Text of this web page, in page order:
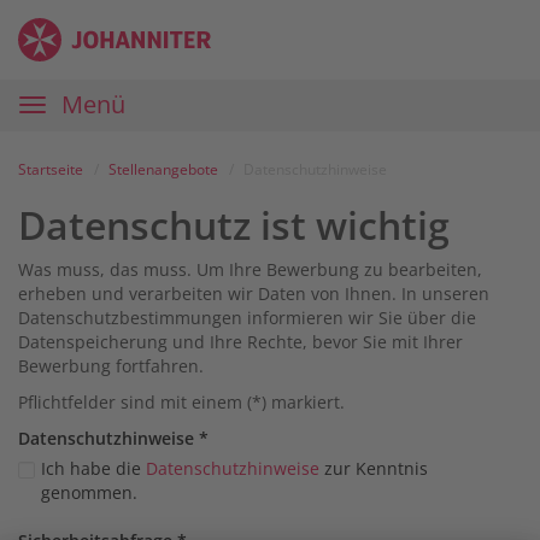
Zum
Inhalt
Anmelden
Zur
Navigation
Zur
Startseite
Karriereportal
Johanniter
Hauptnavigation
Menü
Startseite Stellenangebote
Datenschutz ist wichtig
Was muss, das muss. Um Ihre Bewerbung zu bearbeiten,
erheben und verarbeiten wir Daten von Ihnen. In unseren
Datenschutzbestimmungen informieren wir Sie über die
Datenspeicherung und Ihre Rechte, bevor Sie mit Ihrer
Bewerbung fortfahren.
Pflichtfelder sind mit einem (*) markiert.
Datenschutz­hinweise *
Ich habe die Datenschutzhinweise zur Kenntnis
genommen.